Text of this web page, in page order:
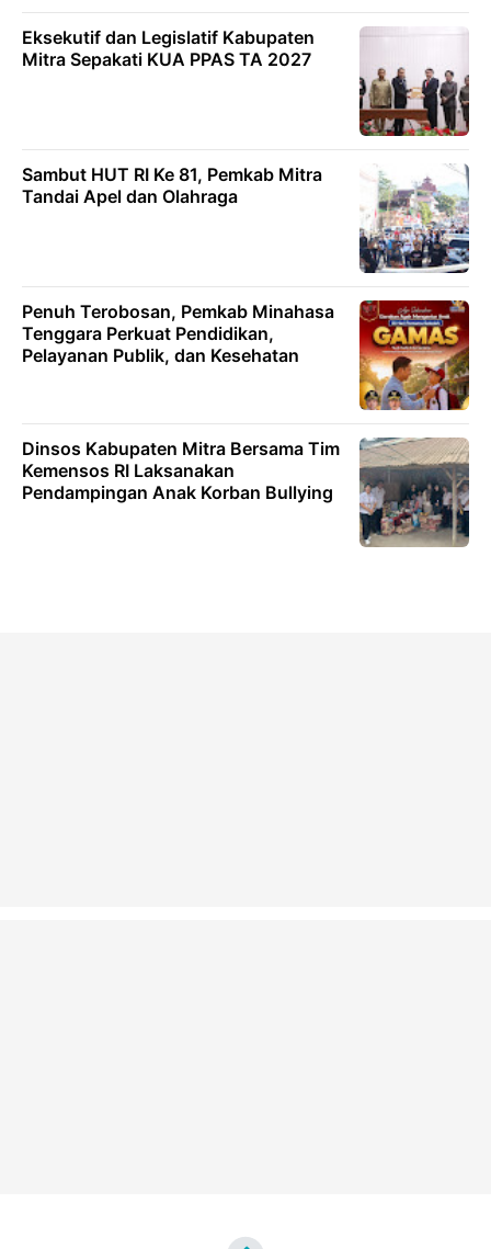
Eksekutif dan Legislatif Kabupaten
Mitra Sepakati KUA PPAS TA 2027
Sambut HUT RI Ke 81, Pemkab Mitra
Tandai Apel dan Olahraga
Penuh Terobosan, Pemkab Minahasa
Tenggara Perkuat Pendidikan,
Pelayanan Publik, dan Kesehatan
Dinsos Kabupaten Mitra Bersama Tim
Kemensos RI Laksanakan
Pendampingan Anak Korban Bullying